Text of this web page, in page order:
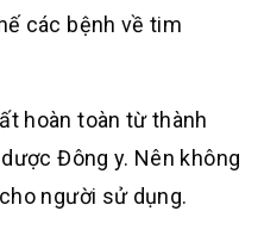
các bệnh về tim
hoàn toàn từ thành
Đông y. Nên không
người sử dụng.